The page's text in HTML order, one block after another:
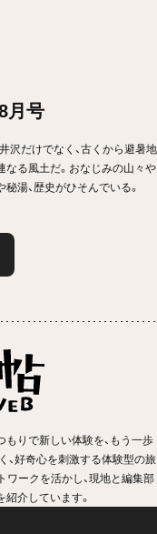
月号
沢だけでなく、古くから避暑地
なる風土だ。おなじみの山々や
湯、歴史がひそんでいる。
りで新しい体験を、もう一歩
好奇心を刺激する体験型の旅
ワークを活かし、現地と編集部
介しています。